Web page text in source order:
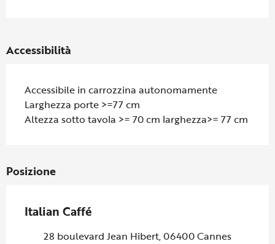
Accessibilità
Accessibile in carrozzina autonomamente
Larghezza porte >=77 cm
Altezza sotto tavola >= 70 cm larghezza>= 77 cm
Posizione
Italian Caffé
28 boulevard Jean Hibert, 06400 Cannes